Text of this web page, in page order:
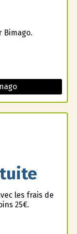
Bimago.
les frais de
25€.